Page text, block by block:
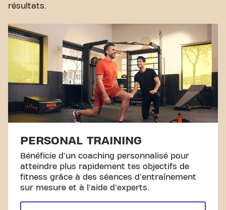
résultats.
PERSONAL TRAINING
Bénéficie d'un coaching personnalisé pour
atteindre plus rapidement tes objectifs de
fitness grâce à des séances d'entraînement
sur mesure et à l'aide d'experts.